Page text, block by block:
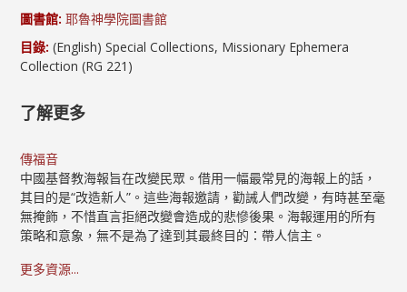
圖書館: 耶魯神學院圖書館
目錄: (English) Special Collections, Missionary Ephemera
Collection (RG 221)
了解更多
傳福音
中國基督教海報旨在改變民眾。借用一幅最常見的海報上的話，
其目的是“改造新人”。這些海報邀請，勸誡人們改變，有時甚至毫
無掩飾，不惜直言拒絕改變會造成的悲慘後果。海報運用的所有
策略和意象，無不是為了達到其最終目的：帶人信主。
更多資源...